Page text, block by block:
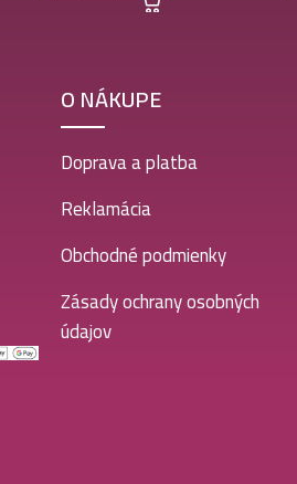
O NÁKUPE
Doprava a platba
Reklamácia
Obchodné podmienky
Zásady ochrany osobných
údajov